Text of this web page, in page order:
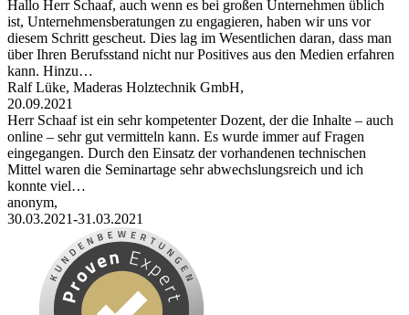
Hallo Herr Schaaf, auch wenn es bei großen Unternehmen üblich
ist, Unternehmensberatungen zu engagieren, haben wir uns vor
diesem Schritt gescheut. Dies lag im Wesentlichen daran, dass man
über Ihren Berufsstand nicht nur Positives aus den Medien erfahren
kann. Hinzu…
Ralf Lüke, Maderas Holztechnik GmbH,
20.09.2021
Herr Schaaf ist ein sehr kompetenter Dozent, der die Inhalte – auch
online – sehr gut vermitteln kann. Es wurde immer auf Fragen
eingegangen. Durch den Einsatz der vorhandenen technischen
Mittel waren die Seminartage sehr abwechslungsreich und ich
konnte viel…
anonym,
30.03.2021-31.03.2021